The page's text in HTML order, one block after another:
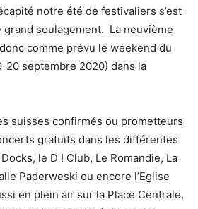
notre été de festivaliers s’est
soulagement. La neuvième
comme prévu le weekend du
20 septembre 2020) dans la
suisses confirmés ou prometteurs
gratuits dans les différentes
le D ! Club, Le Romandie, La
Paderweski ou encore l’Eglise
en plein air sur la Place Centrale,